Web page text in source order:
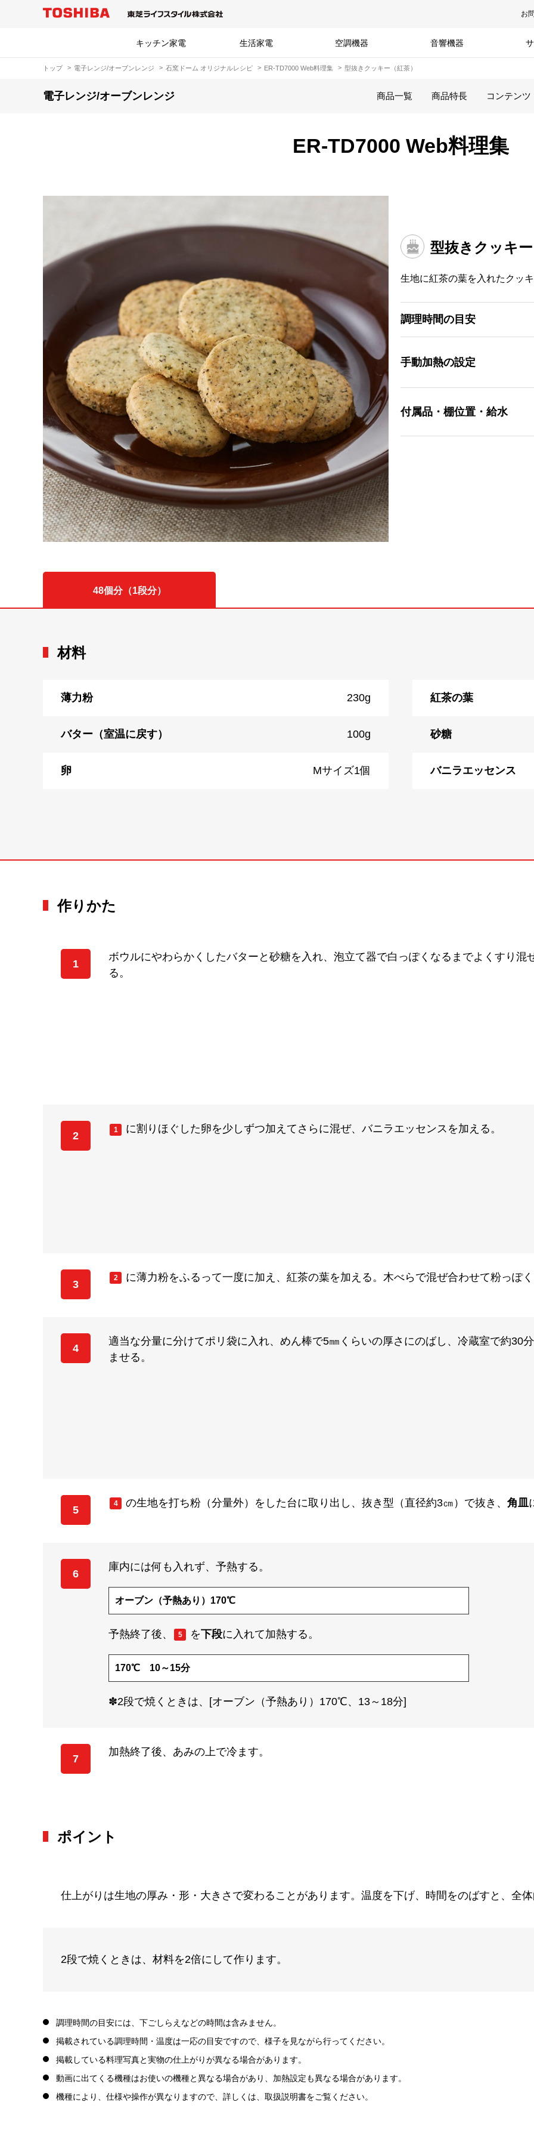
お
キッチン家電 生活家電 空調機器 音響機器
トップ 電子レンジ/オーブンレンジ 石窯ドーム オリジナルレシピ ER-TD7000 Web料理集 型抜きクッキー（紅茶）
電子レンジ/オーブンレンジ 商品一覧 商品特長 コンテンツ
ER-TD7000 Web料理集
型抜きクッキ
生地に紅茶の葉を入れたクッ
調理時間の目安
手動加熱の設定
付属品・棚位置・給水
48個分（1段分）
材料
薄力粉 230g 紅茶の葉
バター（室温に戻す） 100g 砂糖
卵 Mサイズ1個 バニラエッセンス
作りかた
1
ボウルにやわらかくしたバターと砂糖を入れ、泡立て器で白っぽくなるまでよくすり混
る。
2
1 に割りほぐした卵を少しずつ加えてさらに混ぜ、バニラエッセンスを加える。
3
2 に薄力粉をふるって一度に加え、紅茶の葉を加える。木べらで混ぜ合わせて粉っぽ
4
適当な分量に分けてポリ袋に入れ、めん棒で5㎜くらいの厚さにのばし、冷蔵室で約30
ませる。
5
4 の生地を打ち粉（分量外）をした台に取り出し、抜き型（直径約3㎝）で抜き、 角皿
6
庫内には何も入れず、予熱する。
オーブン（予熱あり）170℃
予熱終了後、 5 を下段に入れて加熱する。
170℃ 10～15分
✽2段で焼くときは、[オーブン（予熱あり）170℃、13～18分]
7
加熱終了後、あみの上で冷ます。
ポイント
仕上がりは生地の厚み・形・大きさで変わることがあります。温度を下げ、時間をのばすと、全
2段で焼くときは、材料を2倍にして作ります。
調理時間の目安には、下ごしらえなどの時間は含みません。
掲載されている調理時間・温度は一応の目安ですので、様子を見ながら行ってください。
掲載している料理写真と実物の仕上がりが異なる場合があります。
動画に出てくる機種はお使いの機種と異なる場合があり、加熱設定も異なる場合があります。
機種により、仕様や操作が異なりますので、詳しくは、取扱説明書をご覧ください。